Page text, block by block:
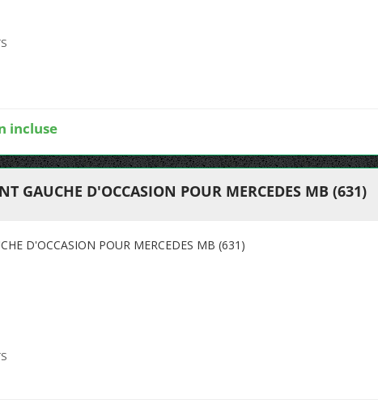
incluse
GAUCHE D'OCCASION POUR MERCEDES MB (631)
D'OCCASION POUR MERCEDES MB (631)